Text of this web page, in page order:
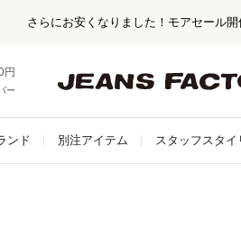
さらにお安くなりました！モアセール開
円以上お買い上げで送料無料！
ー登録でお得な情報をゲット。さらに詳しく
ンド 別注アイテム スタッフスタイ